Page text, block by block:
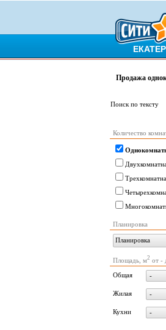
Продажа
Поиск по тексту
Количество
Планировка
Планировка
Площадь, м2 от -
Общая -
Жилая -
Кухни -